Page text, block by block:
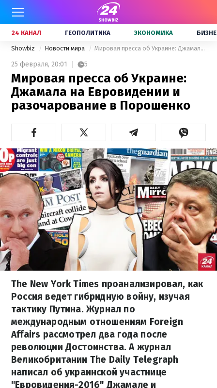
24 КАНАЛ ГЕОПОЛИТИКА ЭКОНОМИКА
Showbiz Новости мира Мировая пресса об Украине: Джамала на Евровидении и разочарование в Порошенко
25 февраля, 20:01 5
Мировая пресса об Украине:
Джамала на Евровидении и
разочарование в Порошенко
The New York Times проанализировал, как
Россия ведет гибридную войну, изучая
тактику Путина. Журнал по
международным отношениям Foreign
Affairs рассмотрел два года после
революции Достоинства. А журнал
Великобритании The Daily Telegraph
написал об украинской участнице
"Евровидения-2016" Джамале и